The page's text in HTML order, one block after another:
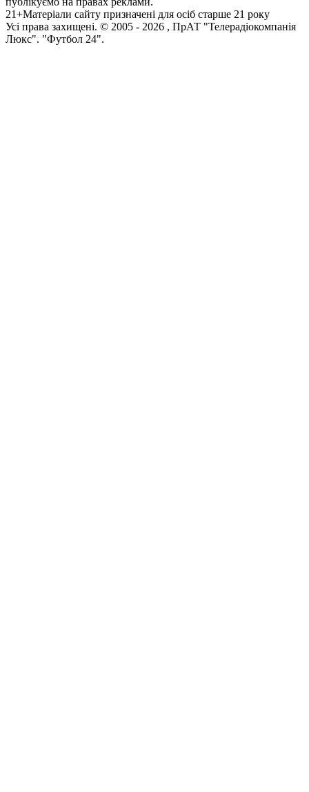
21+Матеріали сайту призначені для осіб старше 21 року
Усi права захищенi. © 2005 - 2026 , ПрАТ "Телерадіокомпанія
Люкс". "Футбол 24".